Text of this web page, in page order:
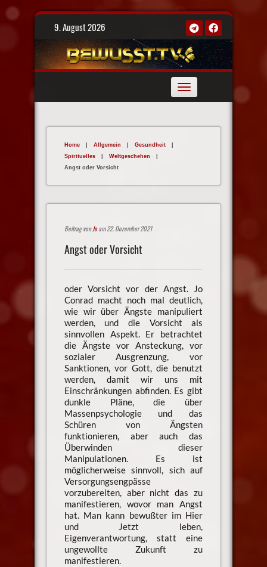
Skip
9. August 2026
Toggle
navigation
Home | Allgemein | Gesundheit
|
Spirituelles
| Weltgeschehen
|
Angst oder Vorsicht
Beitrag vonJoam 22. Dezember 2021
Angst oder Vorsicht
oder Vorsicht vor der Angst. Jo
Conrad macht noch mal deutlich,
wie wir über Ängste manipuliert
werden, und die Vorsicht als
sinnvollen Aspekt. Er betrachtet
die Ängste vor Ansteckung, vor
sozialer Ausgrenzung, vor
Sanktionen, vor Gott, die benutzt
werden, damit wir uns mit
Einschränkungen abfinden. Es gibt
dunkle Pläne, die über
Massenpsychologie und das
Schüren von Ängsten
funktionieren, aber auch das
Überwinden dieser
Manipulationen. Es ist
möglicherweise sinnvoll, sich auf
Versorgungsengpässe
vorzubereiten, aber nicht das zu
manifestieren, wovor man Angst
hat. Man kann bewußter im Hier
und Jetzt leben,
Eigenverantwortung, statt eine
ungewollte Zukunft zu
manifestieren.